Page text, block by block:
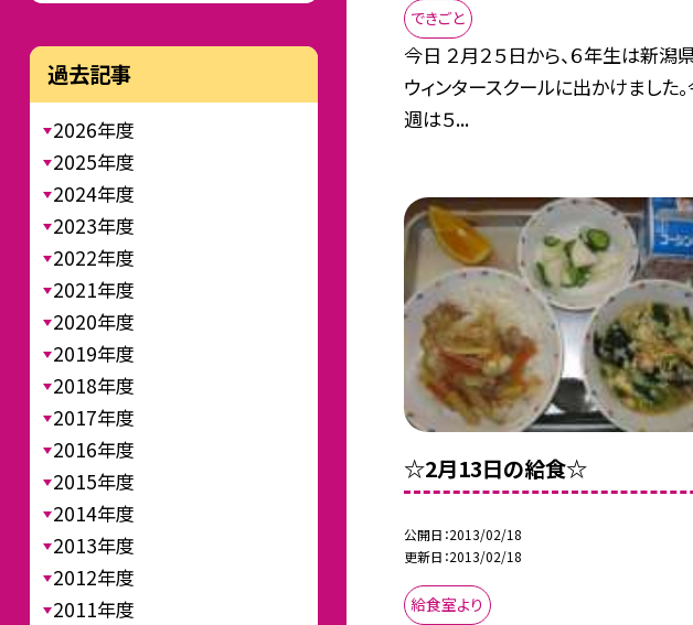
できごと
今日 ２月２５日から、６年生は新潟
ウィンタースクールに出かけました
週は５...
☆2月13日の給食☆
公開日 2013/02/18
更新日 2013/02/18
給食室より
過去記事
2026年度
2025年度
2024年度
2023年度
2022年度
2021年度
2020年度
2019年度
2018年度
2017年度
2016年度
2015年度
2014年度
2013年度
2012年度
2011年度